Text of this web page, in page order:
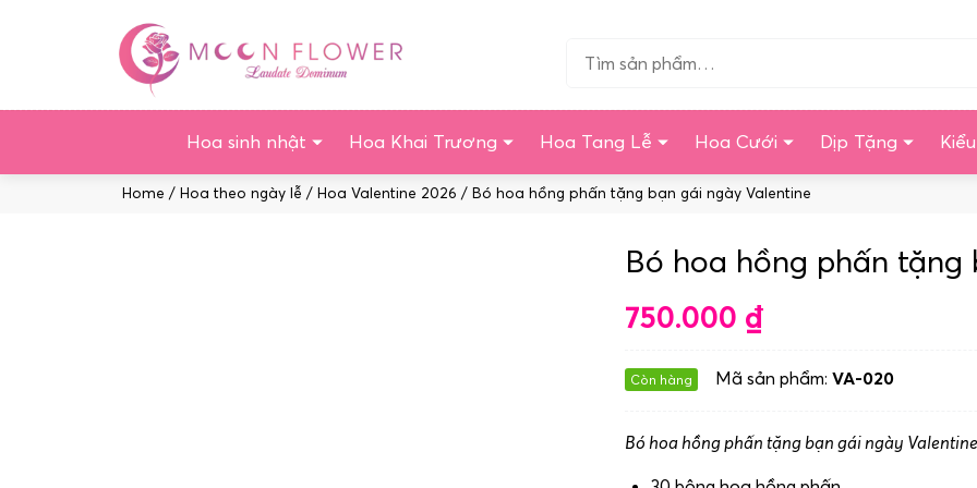
Tìm…
Hoa sinh nhật Hoa Khai Trương Hoa Tang Lễ Hoa Cưới Dịp Tặng
Home / Hoa theo ngày lễ / Hoa Valentine 2026 / Bó hoa hồng phấn tặng bạn gái ngày Valentine
Bó hoa hồng phấn
750.000 ₫
Còn hàng Mã sản phẩm: VA-020
Bó hoa hồng phấn tặng bạn gái ngày